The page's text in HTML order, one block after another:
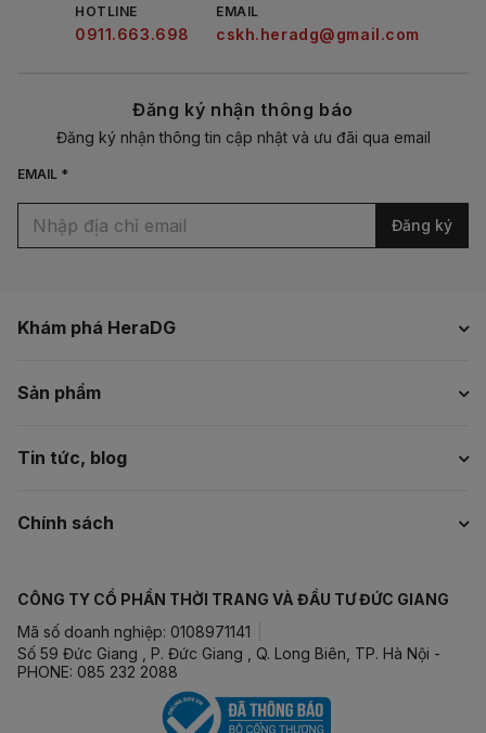
Khám phá HeraDG
Sản phẩm
Tin tức, blog
Chính sách
HOTLINE
0911.663.698
EMAIL
cskh.heradg@gmail.com
Đăng ký nhận thông báo
Đăng ký nhận thông tin cập nhật và ưu đãi qua email
EMAIL *
Đăng ký
CÔNG TY CỔ PHẦN THỜI TRANG VÀ ĐẦU TƯ ĐỨC GIANG
Mã số doanh nghiệp: 0108971141
Số 59 Đức Giang , P. Đức Giang , Q. Long Biên, TP. Hà Nội -
PHONE: 085 232 2088